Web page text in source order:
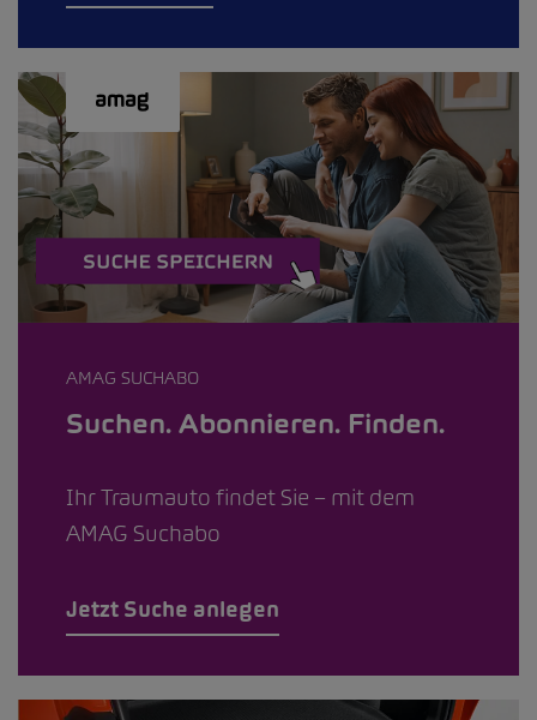
AMAG SUCHABO
Suchen. Abonnieren. Finden.
Ihr Traumauto findet Sie – mit dem
AMAG Suchabo
Jetzt Suche anlegen